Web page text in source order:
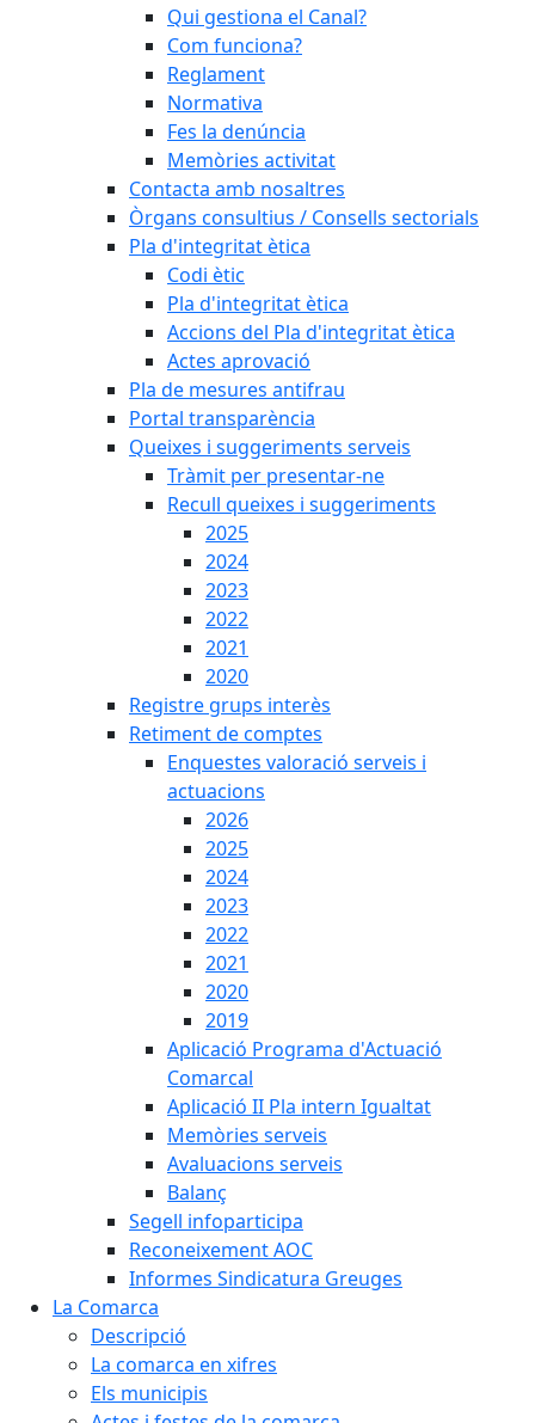
Qui gestiona el Canal?
Com funciona?
Reglament
Normativa
Fes la denúncia
Memòries activitat
Contacta amb nosaltres
Òrgans consultius / Consells sectorials
Pla d'integritat ètica
Codi ètic
Pla d'integritat ètica
Accions del Pla d'integritat ètica
Actes aprovació
Pla de mesures antifrau
Portal transparència
Queixes i suggeriments serveis
Tràmit per presentar-ne
Recull queixes i suggeriments
2025
2024
2023
2022
2021
2020
Registre grups interès
Retiment de comptes
Enquestes valoració serveis i
actuacions
2026
2025
2024
2023
2022
2021
2020
2019
Aplicació Programa d'Actuació
Comarcal
Aplicació II Pla intern Igualtat
Memòries serveis
Avaluacions serveis
Balanç
Segell infoparticipa
Reconeixement AOC
Informes Sindicatura Greuges
La Comarca
Descripció
La comarca en xifres
Els municipis